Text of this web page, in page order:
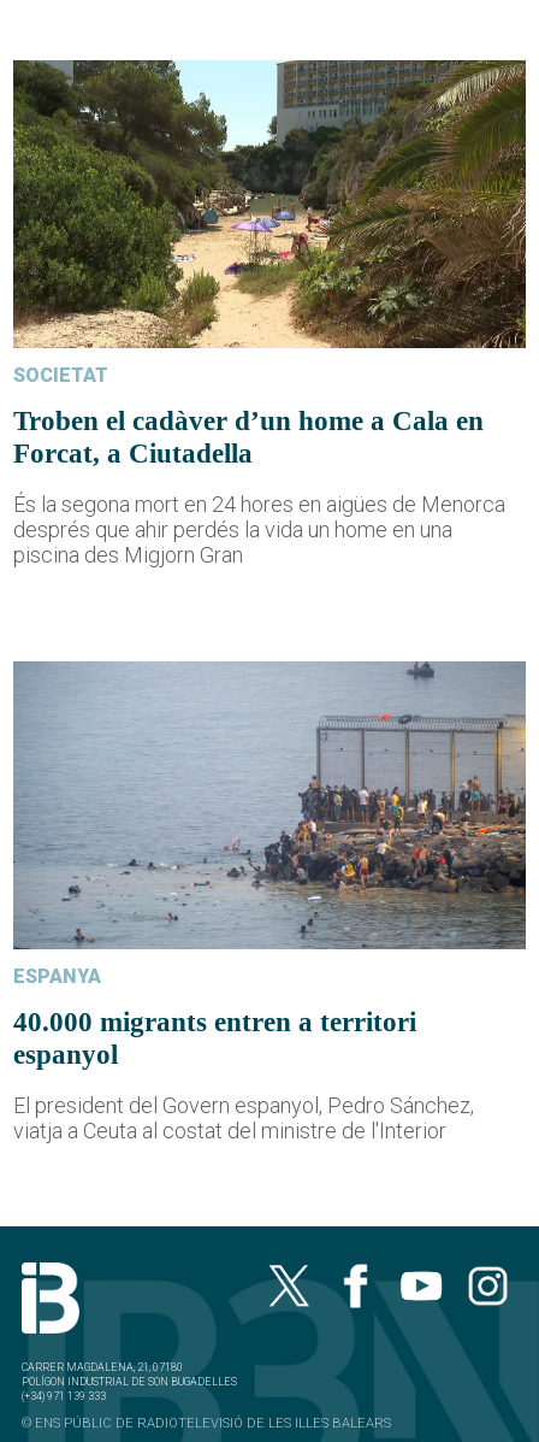
SOCIETAT
Troben el cadàver d’un home a Cala en
Forcat, a Ciutadella
És la segona mort en 24 hores en aigües de Menorca
després que ahir perdés la vida un home en una
piscina des Migjorn Gran
ESPANYA
40.000 migrants entren a territori
espanyol
El president del Govern espanyol, Pedro Sánchez,
viatja a Ceuta al costat del ministre de l'Interior
CARRER MAGDALENA, 21, 07180
POLÍGON INDUSTRIAL DE SON BUGADELLES
(+34) 971 139 333
© ENS PÚBLIC DE RADIOTELEVISIÓ DE LES ILLES BALEARS